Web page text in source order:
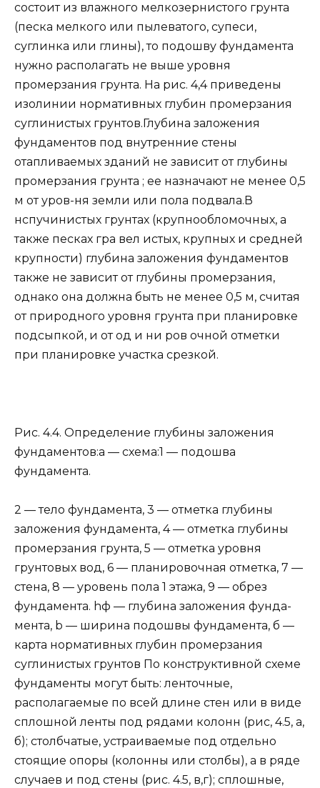
со­стоит из влажного мелкозернистого грун­та
(песка мелкого или пылеватого, супе­си,
суглинка или глины), то подошву фундамента
нужно располагать не выше уровня
промерзания грунта. На рис. 4,4 приведены
изолинии нормативных глубин промерзания
суглинистых грунтов.Глубина заложения
фундаментов под внутренние стены
отапливаемых зданий не зависит от глубины
промерзания грун­та ; ее назначают не менее 0,5
м от уров-ня земли или пола подвала.В
нспучинистых грунтах (крупнообло­мочных, а
также песках гра вел истых, крупных и средней
крупности) глубина заложения фундаментов
также не зависит от глубины промерзания,
однако она должна быть не менее 0,5 м, считая
от природного уровня грунта при планиров­ке
подсыпкой, и от од и ни ров очной от­метки
при планировке участка срезкой.
Рис. 4.4. Определение глубины заложения
фундаментов:а — схема:1 — подошва
фундамента.
2 — тело фун­дамента, 3 — отметка глубины
заложения фундамен­та, 4 — отметка глубины
промерзания грунта, 5 — отметка уровня
грунтовых вод, 6 — планировочная отметка, 7 —
стена, 8 — уровень пола 1 этажа, 9 — обрез
фундамента. hф — глубина заложения фунда­
мента, b — ширина подошвы фундамента, б —
карта нормативных глубин промерзания
суглинистых грунтов По конструктивной схеме
фундаменты могут быть: ленточные,
располагаемые по всей длине стен или в виде
сплошной ленты под рядами колонн (рис, 4.5, а,
б); столбчатые, устраиваемые под отдельно
стоящие опоры (колонны или столбы), а в ряде
случаев и под стены (рис. 4.5, в,г); сплошные,